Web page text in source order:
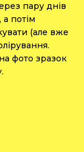
пару днів
потім
(але вже
фото зразок